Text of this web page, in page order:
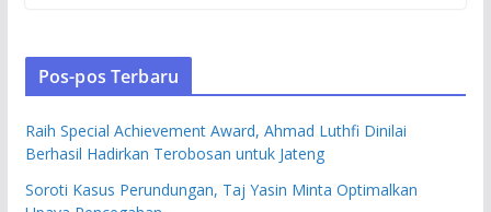
Pos-pos Terbaru
Raih Special Achievement Award, Ahmad Luthfi Dinilai
Berhasil Hadirkan Terobosan untuk Jateng
Soroti Kasus Perundungan, Taj Yasin Minta Optimalkan